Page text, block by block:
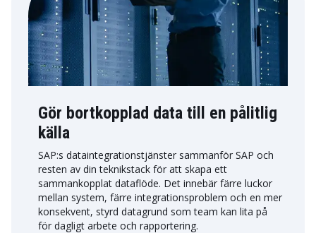
Gör bortkopplad data till en pålitlig
källa
SAP:s dataintegrationstjänster sammanför SAP och
resten av din teknikstack för att skapa ett
sammankopplat dataflöde. Det innebär färre luckor
mellan system, färre integrationsproblem och en mer
konsekvent, styrd datagrund som team kan lita på
för dagligt arbete och rapportering.